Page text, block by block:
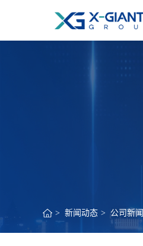
> 新闻动态 > 公司新闻